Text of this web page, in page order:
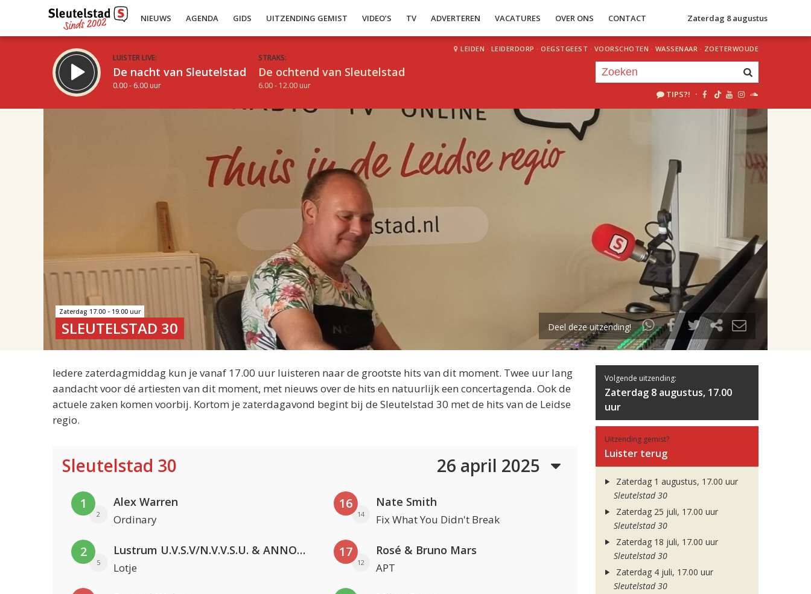
NIEUWS AGENDA GIDS UITZENDING GEMIST VIDEO’S TV ADVERTEREN VACATURES OVER ONS CONTACT Zaterdag 8 augustus
LUISTER LIVE:
De nacht van Sleutelstad
0.00 - 6.00 uur
STRAKS:
De ochtend van Sleutelstad
6.00 - 12.00 uur
LEIDEN · LEIDERDORP · OEGSTGEEST · VOORSCHOTEN · WASSENAAR · ZOETERWOUDE
TIPS?! ·
uur 1 van 2
Volgend uur
Zaterdag 17.00 - 19.00 uur
SLEUTELSTAD 30 Deel deze uitzending!
Iedere zaterdagmiddag kun je vanaf 17.00 uur luisteren naar de grootste hits van dit moment. Twee uur lang
aandacht voor dé artiesten van dit moment, met nieuws over de hits en natuurlijk een concertagenda. Ook de
actuele zaken komen voorbij. Kortom je zaterdagavond begint bij de Sleutelstad 30 met de hits van de Leidse
regio.
Sleutelstad 30 26 april 2025
1
2
Alex Warren
Ordinary
2
5
Lustrum U.V.S.V/N.V.V.S.U. & ANNO ONS & Jopke van Dobbenburgh & Roeland Beelen
Lotje
16
14
Nate Smith
Fix What You Didn't Break
17
12
Rosé & Bruno Mars
APT
Volgende uitzending:
Zaterdag 8 augustus, 17.00
uur
Uitzending gemist?
Luister terug
Zaterdag 1 augustus, 17.00 uur
Sleutelstad 30
Zaterdag 25 juli, 17.00 uur
Sleutelstad 30
Zaterdag 18 juli, 17.00 uur
Sleutelstad 30
Zaterdag 4 juli, 17.00 uur
Sleutelstad 30